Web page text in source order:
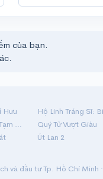
của bạn.
Hưu
Mãi Nợ Một Lời Tạm Biệt
Quý Tử Vượt Giàu
Út Lan 2
và đầu tư Tp. Hồ Chí Minh ·